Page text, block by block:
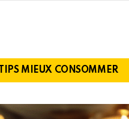
TIPS MIEUX CONSOMMER